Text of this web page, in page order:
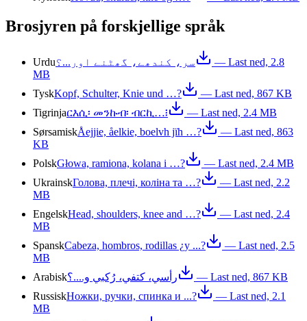
Brosjyren på forskjellige språk
Urduسر، کندھے، گھٹنے اور...؟ — Last ned, 2.8
MB
TyskKopf, Schulter, Knie und …? — Last ned, 867 KB
Tigrinjaርእሲ፡ መንኩብ፡ ብርኪ…፧ — Last ned, 2.4 MB
SørsamiskÅejjie, åelkie, boelvh jïh …? — Last ned, 863
KB
PolskGłowa, ramiona, kolana i …? — Last ned, 2.4 MB
UkrainskГолова, плечі, коліна та …? — Last ned, 2.2
MB
EngelskHead, shoulders, knee and …? — Last ned, 2.4
MB
SpanskCabeza, hombros, rodillas ¿y ...? — Last ned, 2.5
MB
Arabiskرأسي، كتفي، رُكبي و....؟ — Last ned, 867 KB
RussiskНожки, ручки, спинка и ...? — Last ned, 2.1
MB